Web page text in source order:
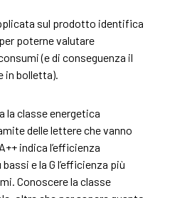
sul prodotto identifica
poterne valutare
(e di conseguenza il
in bolletta).
la classe energetica
delle lettere che vanno
indica l’efficienza
e la G l’efficienza più
Conoscere la classe